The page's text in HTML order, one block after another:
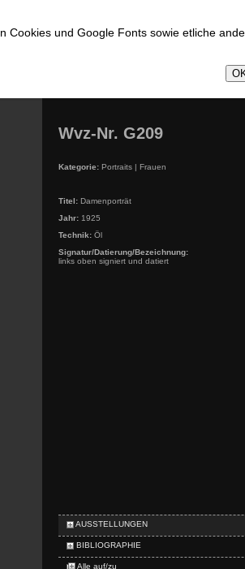
Cookies und Google Fonts sowie etliche
Wvz-Nr. G209
Kategorie: Portraits | Frauen
Titel: Damenporträt
Jahr: 1925
Technik: Öl
Signatur/Datierung/Bezeichnung:
links oben signiert und datiert
AUSSTELLUNGEN
BIBLIOGRAPHIE
Alle auf/zu